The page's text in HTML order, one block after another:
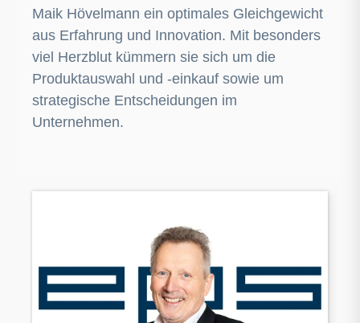
Maik Hövelmann ein optimales Gleichgewicht
aus Erfahrung und Innovation. Mit besonders
viel Herzblut kümmern sie sich um die
Produktauswahl und -einkauf sowie um
strategische Entscheidungen im
Unternehmen.